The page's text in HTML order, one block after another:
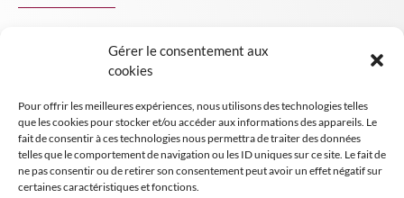
Gérer le consentement aux
cookies
Pour offrir les meilleures expériences, nous utilisons des technologies telles
que les cookies pour stocker et/ou accéder aux informations des appareils. Le
fait de consentir à ces technologies nous permettra de traiter des données
telles que le comportement de navigation ou les ID uniques sur ce site. Le fait de
ne pas consentir ou de retirer son consentement peut avoir un effet négatif sur
certaines caractéristiques et fonctions.
INSIGHT NPA